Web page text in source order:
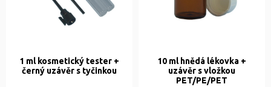
1 ml kosmetický tester +
černý uzávěr s tyčinkou
10 ml hnědá lékovka +
uzávěr s vložkou
PET/PE/PET